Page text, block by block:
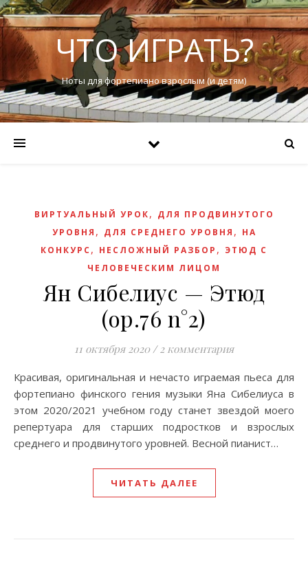
ЧТО ИГРАТЬ?
Ноты для фортепиано взрослым (и детям)
ВИРТУАЛЬНЫЙ УРОК, ДЛЯ ПРОДВИНУТОГО
УРОВНЯ , ДЛЯ СРЕДНЕГО УРОВНЯ , НА
КОНКУРС , НЕСЛОЖНЫЙ РАЗБОР , ЭТЮД С
ЧЕЛОВЕЧЕСКИМ ЛИЦОМ
Ян Сибелиус — Этюд
(op.76 n°2)
11 октября 2020 / 2 комментария
Красивая, оригинальная и нечасто играемая пьеса для
фортепиано финского гения музыки Яна Сибелиуса в
этом 2020/2021 учебном году станет звездой моего
репертуара для старших подростков и взрослых
среднего и продвинутого уровней. Весной пианист…
ЧИТАТЬ ДАЛЕЕ